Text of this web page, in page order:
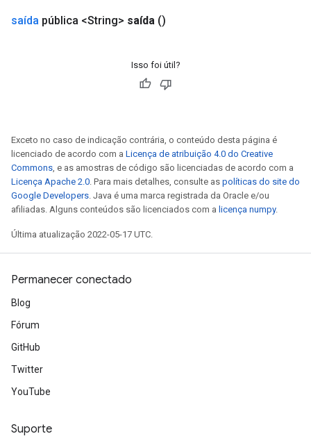
saída pública <String> saída ()
Isso foi útil?
Exceto no caso de indicação contrária, o conteúdo desta página é
licenciado de acordo com a Licença de atribuição 4.0 do Creative
Commons, e as amostras de código são licenciadas de acordo com a
Licença Apache 2.0. Para mais detalhes, consulte as políticas do site do
Google Developers. Java é uma marca registrada da Oracle e/ou
afiliadas. Alguns conteúdos são licenciados com a licença numpy.
Última atualização 2022-05-17 UTC.
Permanecer conectado
Blog
Fórum
GitHub
Twitter
YouTube
Suporte